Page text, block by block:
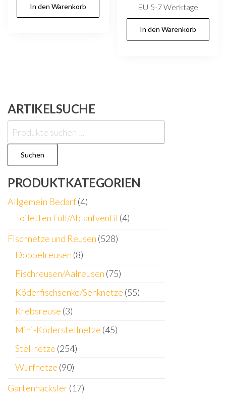
In den Warenkorb
EU 5-7 Werktage
In den Warenkorb
ARTIKELSUCHE
Suchen
nach:
Suchen
PRODUKTKATEGORIEN
Allgemein Bedarf(4)
Toiletten Füll/Ablaufventil (4)
Fischnetze und Reusen (528)
Doppelreusen (8)
Fischreusen/Aalreusen (75)
Köderfischsenke/Senknetze (55)
Krebsreuse (3)
Mini-Köderstellnetze (45)
Stellnetze (254)
Wurfnetze (90)
Gartenhäcksler(17)